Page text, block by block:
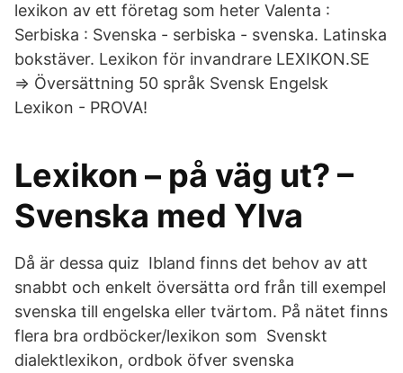
lexikon av ett företag som heter Valenta :
Serbiska : Svenska - serbiska - svenska. Latinska
bokstäver. Lexikon för invandrare LEXIKON.SE
⇒ Översättning 50 språk Svensk Engelsk
Lexikon - PROVA!
Lexikon – på väg ut? –
Svenska med Ylva
Då är dessa quiz Ibland finns det behov av att
snabbt och enkelt översätta ord från till exempel
svenska till engelska eller tvärtom. På nätet finns
flera bra ordböcker/lexikon som Svenskt
dialektlexikon, ordbok öfver svenska